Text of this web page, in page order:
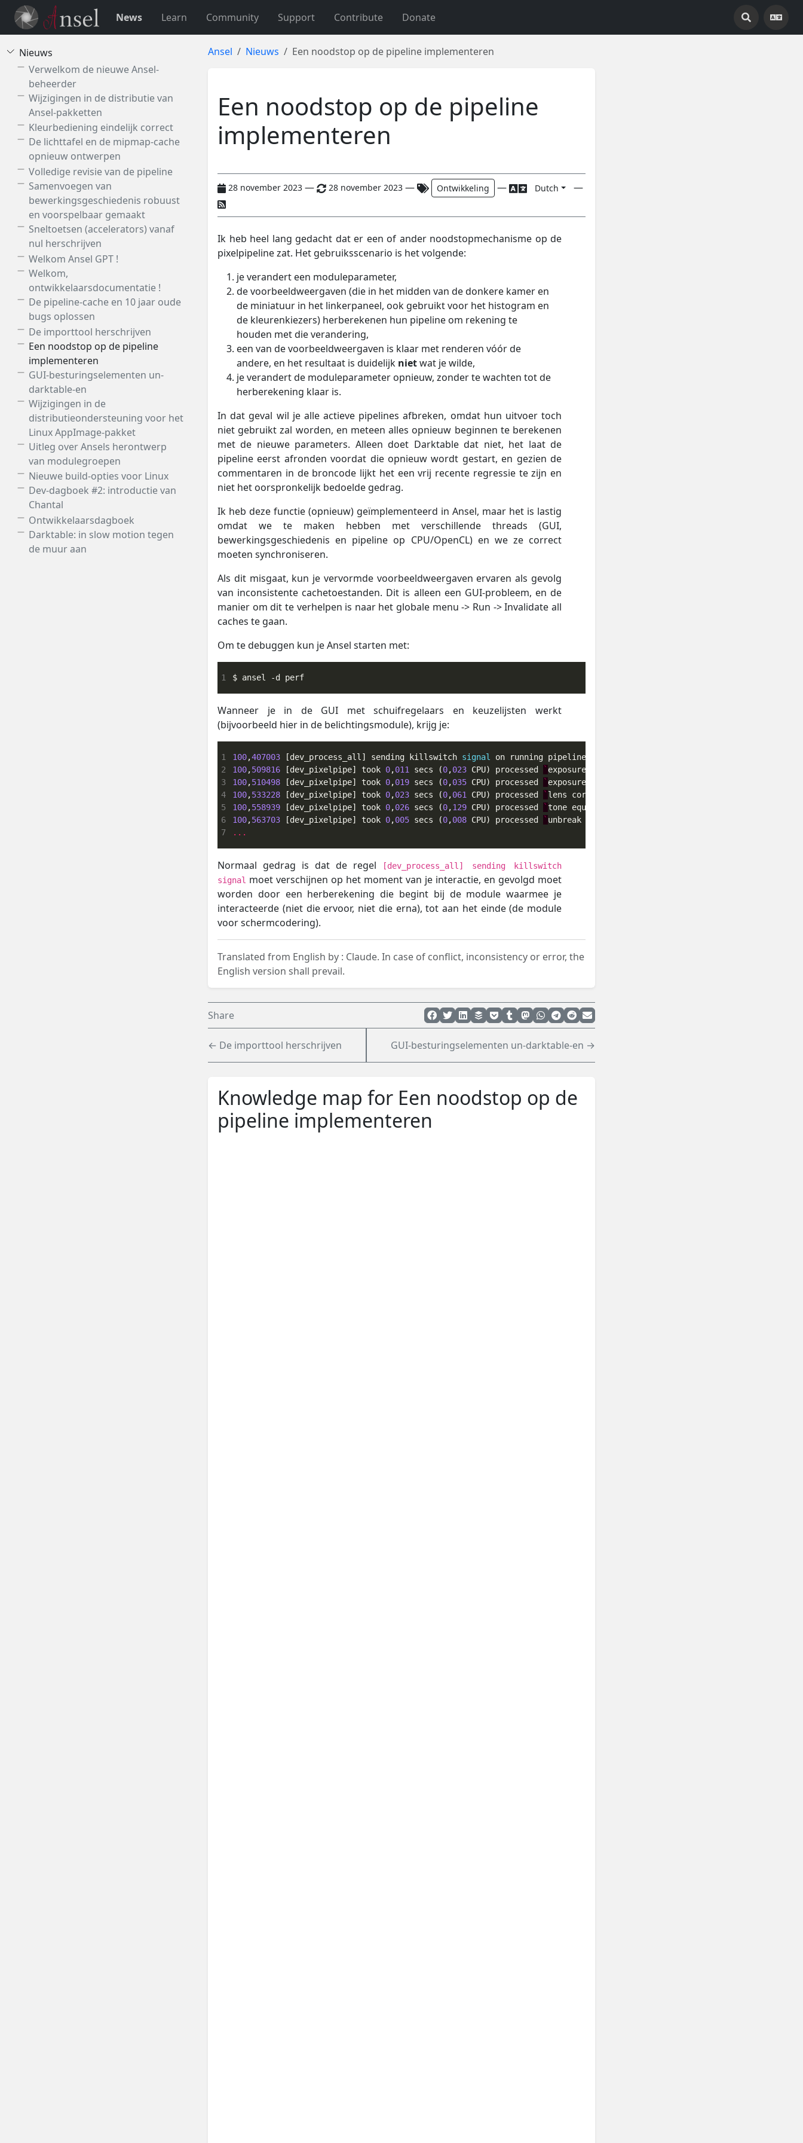
News Learn Community Support Contribute Donate
Nieuws
Verwelkom de nieuwe Ansel-
beheerder
Wijzigingen in de distributie van
Ansel-pakketten
Kleurbediening eindelijk correct
De lichttafel en de mipmap-cache
opnieuw ontwerpen
Volledige revisie van de pipeline
Samenvoegen van
bewerkingsgeschiedenis robuust
en voorspelbaar gemaakt
Sneltoetsen (accelerators) vanaf
nul herschrijven
Welkom Ansel GPT !
Welkom,
ontwikkelaarsdocumentatie !
De pipeline-cache en 10 jaar oude
bugs oplossen
De importtool herschrijven
Een noodstop op de pipeline
implementeren
GUI-besturingselementen un-
darktable-en
Wijzigingen in de
distributieondersteuning voor het
Linux AppImage-pakket
Uitleg over Ansels herontwerp
van modulegroepen
Nieuwe build-opties voor Linux
Dev-dagboek #2: introductie van
Chantal
Ontwikkelaarsdagboek
Darktable: in slow motion tegen
de muur aan
Ansel Nieuws Een noodstop op de pipeline implementeren
Een noodstop op de pipeline
implementeren
28 november 2023 — 28 november 2023 — Ontwikkeling — Dutch —
Ik heb heel lang gedacht dat er een of ander noodstopmechanisme op de
pixelpipeline zat. Het gebruiksscenario is het volgende:
je verandert een moduleparameter,
de voorbeeldweergaven (die in het midden van de donkere kamer en
de miniatuur in het linkerpaneel, ook gebruikt voor het histogram en
de kleurenkiezers) herberekenen hun pipeline om rekening te
houden met die verandering,
een van de voorbeeldweergaven is klaar met renderen vóór de
andere, en het resultaat is duidelijk nietwat je wilde,
je verandert de moduleparameter opnieuw, zonder te wachten tot de
herberekening klaar is.
In dat geval wil je alle actieve pipelines afbreken, omdat hun uitvoer toch
niet gebruikt zal worden, en meteen alles opnieuw beginnen te berekenen
met de nieuwe parameters. Alleen doet Darktable dat niet, het laat de
pipeline eerst afronden voordat die opnieuw wordt gestart, en gezien de
commentaren in de broncode lijkt het een vrij recente regressie te zijn en
niet het oorspronkelijk bedoelde gedrag.
Ik heb deze functie (opnieuw) geïmplementeerd in Ansel, maar het is lastig
omdat we te maken hebben met verschillende threads (GUI,
bewerkingsgeschiedenis en pipeline op CPU/OpenCL) en we ze correct
moeten synchroniseren.
Als dit misgaat, kun je vervormde voorbeeldweergaven ervaren als gevolg
van inconsistente cachetoestanden. Dit is alleen een GUI-probleem, en de
manier om dit te verhelpen is naar het globale menu -> Run -> Invalidate all
caches te gaan.
Om te debuggen kun je Ansel starten met:
1 $ ansel -d perf
Wanneer je in de GUI met schuifregelaars en keuzelijsten werkt
(bijvoorbeeld hier in de belichtingsmodule), krijg je:
1 100,407003 [dev_process_all] sending killswitch signal on running pipelines took
2
100,509816 [dev_pixelpipe] took 0,011 secs (0,023 CPU) processed ` exposure
3
100,510498 [dev_pixelpipe] took 0,019 secs (0,035 CPU) processed ` exposure
4
100,533228 [dev_pixelpipe] took 0,023 secs (0,061 CPU) processed ` lens correction
5
100,558939 [dev_pixelpipe] took 0,026 secs (0,129 CPU) processed ` tone equalizer
6
100,563703 [dev_pixelpipe] took 0,005 secs (0,008 CPU) processed ` unbreak input profile
7
...
Normaal gedrag is dat de regel
[dev_process_all] sending killswitch
signal moet verschijnen op het moment van je interactie, en gevolgd moet
worden door een herberekening die begint bij de module waarmee je
interacteerde (niet die ervoor, niet die erna), tot aan het einde (de module
voor schermcodering).
Translated from English by : Claude. In case of conflict, inconsistency or error, the
English version shall prevail.
Share
← De importtool herschrijven GUI-besturingselementen un-darktable-en →
Knowledge map for Een noodstop op de
pipeline implementeren